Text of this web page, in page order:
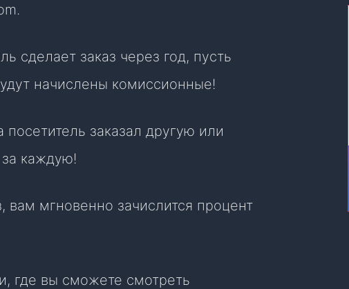
сделает заказ через год, пусть
начислены комиссионные!
заказал другую или
за каждую!
вам мгновенно зачислится процент
где вы сможете смотреть